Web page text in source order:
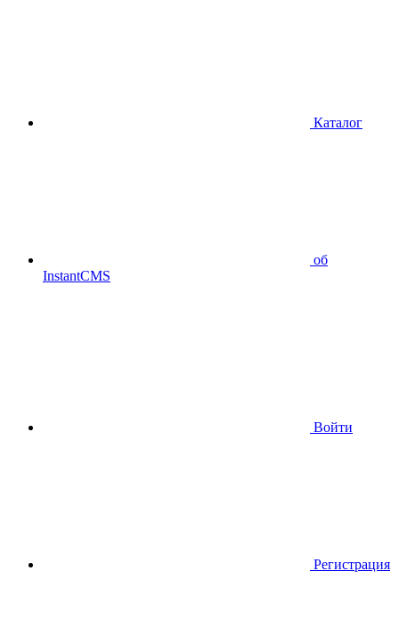
Каталог
об
InstantCMS
Войти
Регистрация